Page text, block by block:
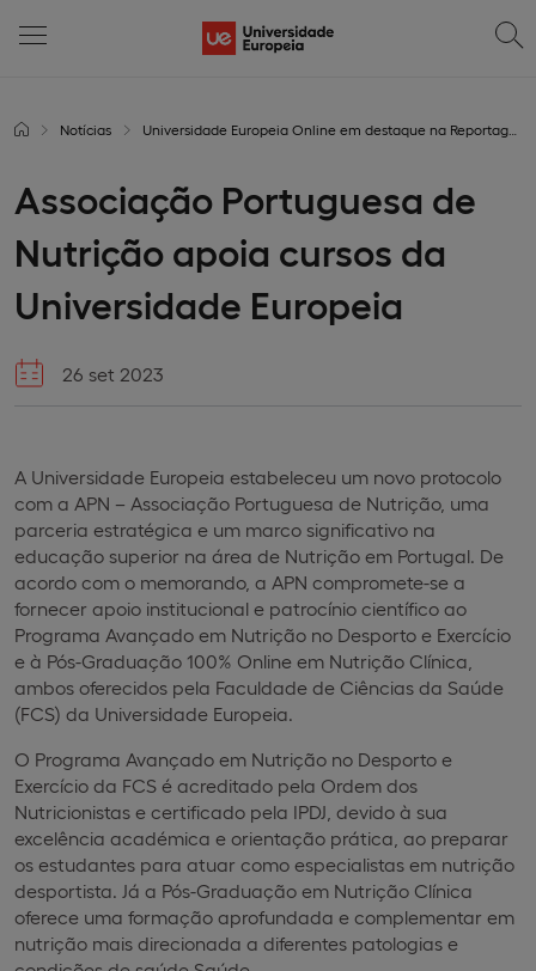
Notícias Universidade Europeia Online em destaque na Reportagem Especial da SIC
Associação Portuguesa de
Nutrição apoia cursos da
Universidade Europeia
26 set 2023
A Universidade Europeia estabeleceu um novo protocolo
com a APN – Associação Portuguesa de Nutrição, uma
parceria estratégica e um marco significativo na
educação superior na área de Nutrição em Portugal. De
acordo com o memorando, a APN compromete-se a
fornecer apoio institucional e patrocínio científico ao
Programa Avançado em Nutrição no Desporto e Exercício
e à Pós-Graduação 100% Online em Nutrição Clínica,
ambos oferecidos pela Faculdade de Ciências da Saúde
(FCS) da Universidade Europeia.
O Programa Avançado em Nutrição no Desporto e
Exercício da FCS é acreditado pela Ordem dos
Nutricionistas e certificado pela IPDJ, devido à sua
excelência académica e orientação prática, ao preparar
os estudantes para atuar como especialistas em nutrição
desportista. Já a Pós-Graduação em Nutrição Clínica
oferece uma formação aprofundada e complementar em
nutrição mais direcionada a diferentes patologias e